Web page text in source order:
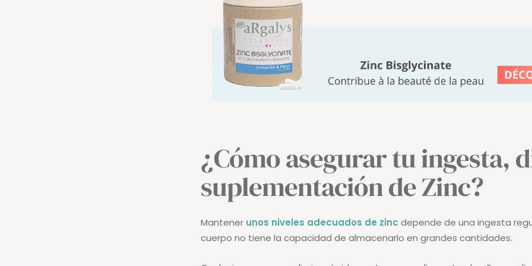
¿Cómo asegurar tu ingesta,
suplementación de Zinc?
Mantener unos niveles adecuados de zinc depende de una ingesta
cuerpo no tiene la capacidad de almacenarlo en grandes cantidades.